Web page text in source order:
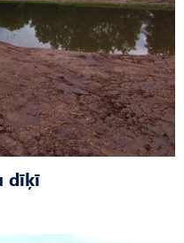
dīķī